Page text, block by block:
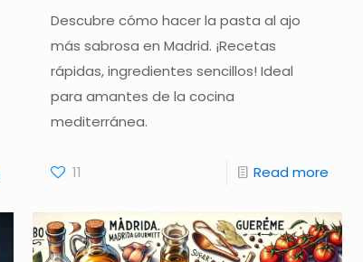
Descubre cómo hacer la pasta al ajo
más sabrosa en Madrid. ¡Recetas
rápidas, ingredientes sencillos! Ideal
para amantes de la cocina
mediterránea.
11 Read more